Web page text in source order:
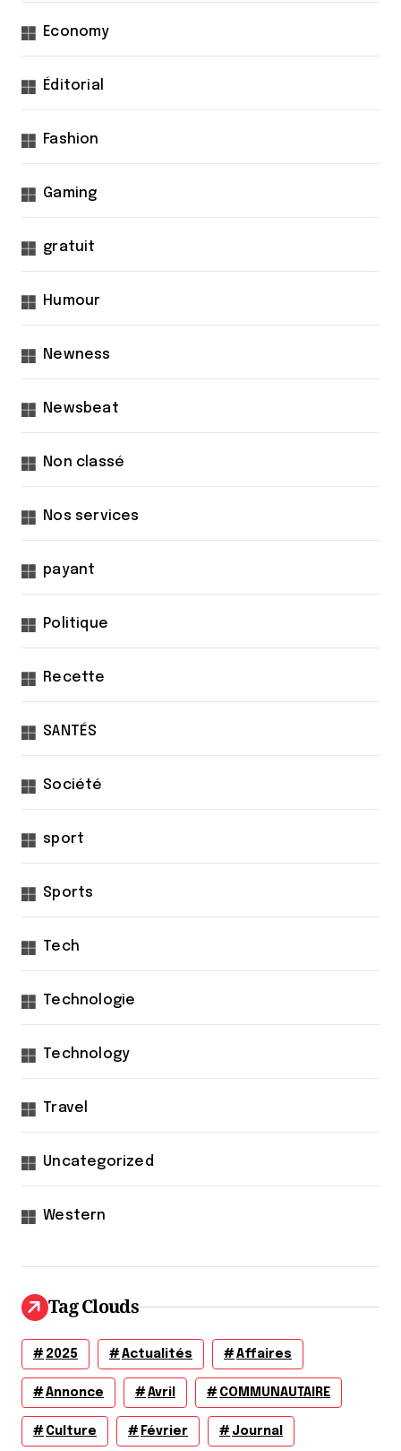
Economy
Éditorial
Fashion
Gaming
gratuit
Humour
Newness
Newsbeat
Non classé
Nos services
payant
Politique
Recette
SANTÉS
Société
sport
Sports
Tech
Technologie
Technology
Travel
Uncategorized
Western
Tag Clouds
2025 Actualités Affaires
Annonce Avril COMMUNAUTAIRE
Culture Février Journal